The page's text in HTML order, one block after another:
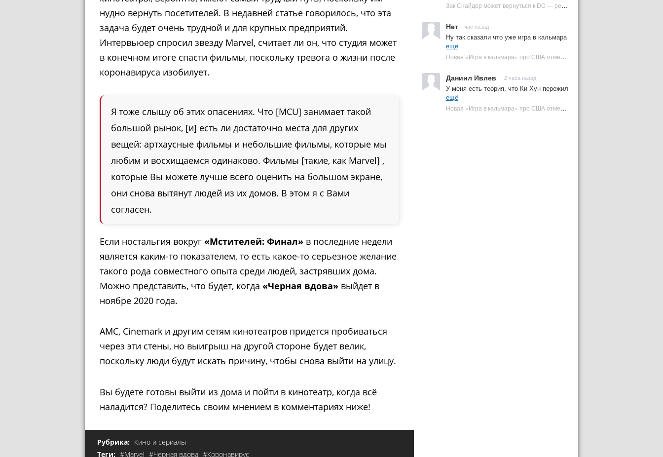
Зак Снайдер может вернуться к DC — режиссер общался с Warner Bros. (фото) | Plugged In Ru
Нет час назад
Ну так сказали что уже игра в кальмара
ещё
Новая «Игра в кальмара» про США отменена | Plugged In Ru
Даниил Ивлев 2 часа назад
У меня есть теория, что Ки Хун пережил
ещё
Новая «Игра в кальмара» про США отменена | Plugged In Ru
нудно вернуть посетителей. В недавней статье говорилось, что эта
задача будет очень трудной и для крупных предприятий.
Интервьюер спросил звезду Marvel, считает ли он, что студия может
в конечном итоге спасти фильмы, поскольку тревога о жизни после
коронавируса изобилует.
Я тоже слышу об этих опасениях. Что [MCU] занимает такой
большой рынок, [и] есть ли достаточно места для других
вещей: артхаусные фильмы и небольшие фильмы, которые мы
любим и восхищаемся одинаково. Фильмы [такие, как Marvel] ,
которые Вы можете лучше всего оценить на большом экране,
они снова вытянут людей из их домов. В этом я с Вами
согласен.
Если ностальгия вокруг «Мстителей: Финал» в последние недели
является каким-то показателем, то есть какое-то серьезное желание
такого рода совместного опыта среди людей, застрявших дома.
Можно представить, что будет, когда «Черная вдова» выйдет в
ноябре 2020 года.
AMC, Cinemark и другим сетям кинотеатров придется пробиваться
через эти стены, но выигрыш на другой стороне будет велик,
поскольку люди будут искать причину, чтобы снова выйти на улицу.
Вы будете готовы выйти из дома и пойти в кинотеатр, когда всё
наладится? Поделитесь своим мнением в комментариях ниже!
Рубрика: Кино и сериалы
Теги: #Marvel #Черная вдова #Коронавирус